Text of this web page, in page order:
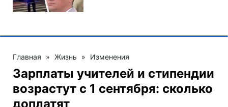
Главная » Жизнь » Изменения
Зарплаты учителей и стипендии
возрастут с 1 сентября: сколько
доплатят